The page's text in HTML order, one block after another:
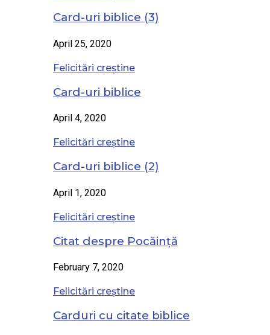
Card-uri biblice (3)
April 25, 2020
Felicitări creștine
Card-uri biblice
April 4, 2020
Felicitări creștine
Card-uri biblice (2)
April 1, 2020
Felicitări creștine
Citat despre Pocăință
February 7, 2020
Felicitări creștine
Carduri cu citate biblice